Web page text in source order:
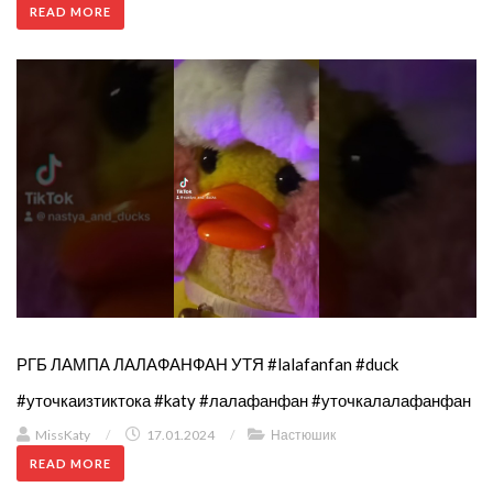
READ MORE
РГБ ЛАМПА ЛАЛАФАНФАН УТЯ #lalafanfan #duck
#уточкаизтиктока #katy #лалафанфан #уточкалалафанфан
MissKaty / 17.01.2024 / Настюшик
READ MORE